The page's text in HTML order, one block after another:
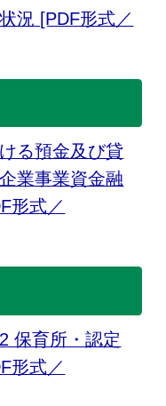
況 [PDF形式／
る預金及び貸
業事業資金融
形式／
保育所・認定
形式／